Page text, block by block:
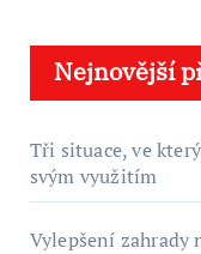
Nejnovější
Tři situace, ve
svým využitím
Vylepšení zahrady